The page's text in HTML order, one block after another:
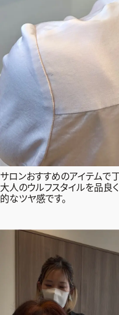
サロンおすすめのアイテムで
大人のウルフスタイルを品良
的なツヤ感です。